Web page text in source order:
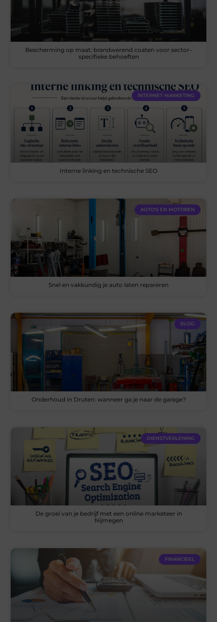
Bescherming op maat: brandwerend coaten voor sector-
specifieke behoeften
INTERNET MARKETING
Interne linking en technische SEO
AUTO'S EN MOTOREN
Snel en vakkundig je auto laten repareren
BLOG
Onderhoud in Druten: wanneer ga je naar de garage?
DIENSTVERLENING
De groei van je bedrijf met een online marketeer in
Nijmegen
FINANCIEEL